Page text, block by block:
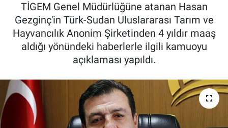
TİGEM Genel Müdürlüğüne atanan Hasan
Gezginç'in Türk-Sudan Uluslararası Tarım ve
Hayvancılık Anonim Şirketinden 4 yıldır maaş
aldığı yönündeki haberlerle ilgili kamuoyu
açıklaması yapıldı.
Tarım Kredi Kooperatifleri
Pankobirlik
Tarım Bilgisi